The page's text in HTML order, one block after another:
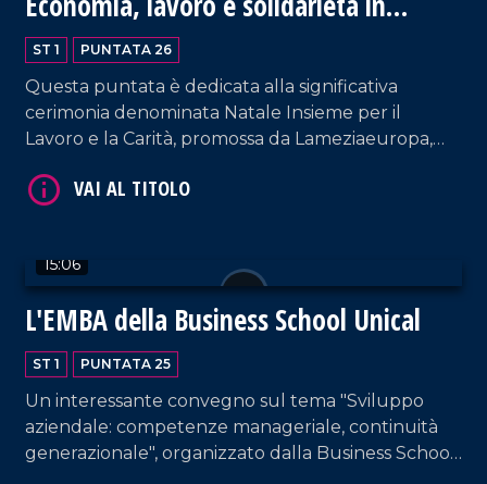
Calabria: cerimonia a Lamezia
ST 1 PUNTATA 26
Questa puntata è dedicata alla significativa
cerimonia denominata Natale Insieme per il
Lavoro e la Carità, promossa da Lameziaeuropa,
15:06
L'EMBA della Business School Unical
ST 1 PUNTATA 25
Un interessante convegno sul tema "Sviluppo
aziendale: competenze manageriale, continuità
generazionale", organizzato dalla Business School
VAI AL TITOLO